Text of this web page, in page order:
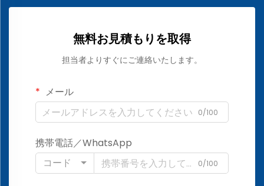
無料お見積もりを取得
担当者よりすぐにご連絡いたします。
メール
0/100
携帯電話／WhatsApp
コード
0/100